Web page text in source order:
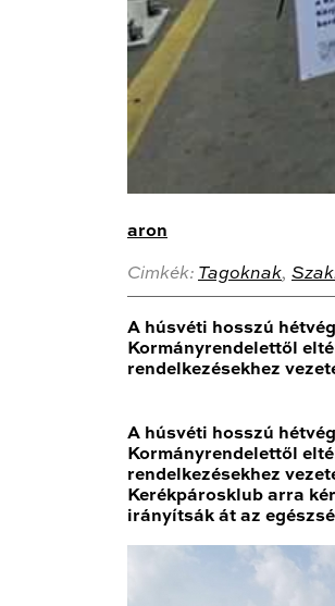
aron
Cimkék: Tagoknak,
A húsvéti hosszú
Kormányrendelettől
rendelkezésekhez
A húsvéti hosszú
Kormányrendelettől
rendelkezésekhez
Kerékpárosklub arra
irányítsák át az